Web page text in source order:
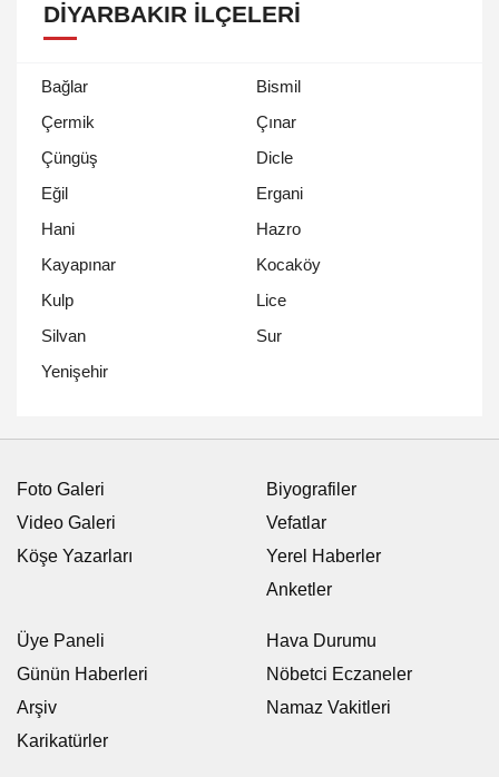
DIYARBAKIR İLÇELERI
Bağlar
Bismil
Çermik
Çınar
Çüngüş
Dicle
Eğil
Ergani
Hani
Hazro
Kayapınar
Kocaköy
Kulp
Lice
Silvan
Sur
Yenişehir
Foto Galeri
Video Galeri
Köşe Yazarları
Biyografiler
Vefatlar
Yerel Haberler
Anketler
Üye Paneli
Günün Haberleri
Arşiv
Karikatürler
Hava Durumu
Nöbetci Eczaneler
Namaz Vakitleri